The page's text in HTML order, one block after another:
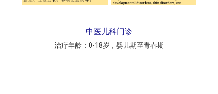
中医儿科门诊
治疗年龄：0-18岁，婴儿期至青春期